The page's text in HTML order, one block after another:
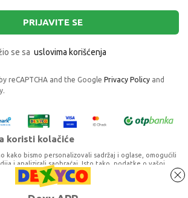
PRIJAVITE SE
se sa uslovima korišćenja
reCAPTCHA and the Google Privacy Policy and
koristi kolačiće
kako bismo personalizovali sadržaj i oglase, omogućili
i analizirali saobraćaj. Isto tako, podatke o vašoj
delimo s partnerima za društvene medije,
oni ih mogu kombinovati s drugim podacima koje ste im
dok ste upotrebljavali njihove usluge. Nastavkom